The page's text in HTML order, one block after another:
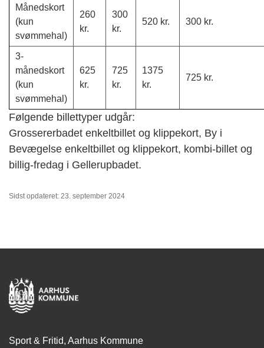
Månedskort
(kun
svømmehal)
260
kr.
300
kr.
520 kr. 300 kr.
3-
månedskort
(kun
svømmehal)
625
kr.
725
kr.
1375
kr.
725 kr.
Følgende billettyper udgår:
Grossererbadet enkeltbillet og klippekort, By i
Bevægelse enkeltbillet og klippekort, kombi-billet og
billig-fredag i Gellerupbadet.
Sidst opdateret: 23. september 2024
Sport & Fritid, Aarhus Kommune